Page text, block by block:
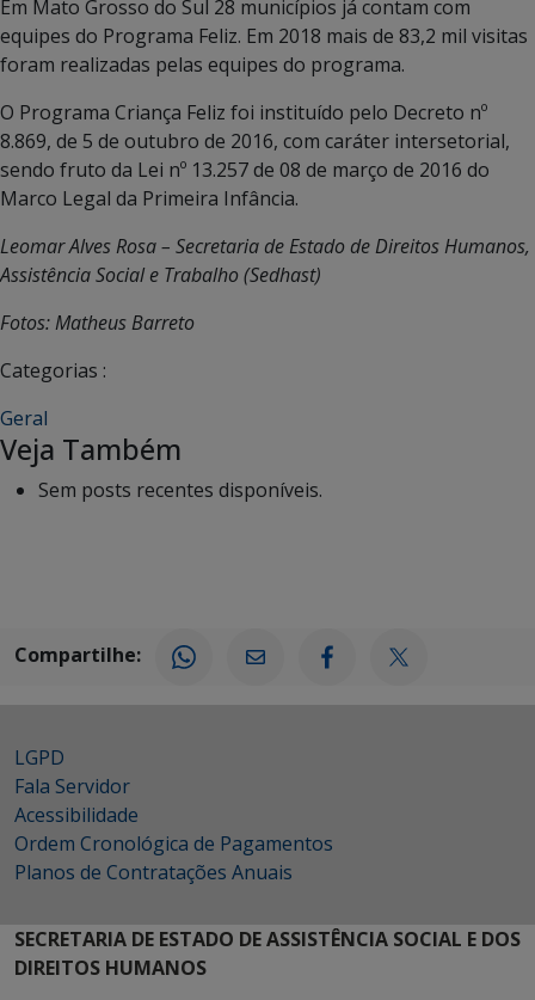
Em Mato Grosso do Sul 28 municípios já contam com
equipes do Programa Feliz. Em 2018 mais de 83,2 mil visitas
foram realizadas pelas equipes do programa.
O Programa Criança Feliz foi instituído pelo Decreto nº
8.869, de 5 de outubro de 2016, com caráter intersetorial,
sendo fruto da Lei nº 13.257 de 08 de março de 2016 do
Marco Legal da Primeira Infância.
Leomar Alves Rosa – Secretaria de Estado de Direitos Humanos,
Assistência Social e Trabalho (Sedhast)
Fotos: Matheus Barreto
Categorias :
Geral
Veja Também
Sem posts recentes disponíveis.
Compartilhe:
LGPD
Fala Servidor
Acessibilidade
Ordem Cronológica de Pagamentos
Planos de Contratações Anuais
SECRETARIA DE ESTADO DE ASSISTÊNCIA SOCIAL E DOS
DIREITOS HUMANOS